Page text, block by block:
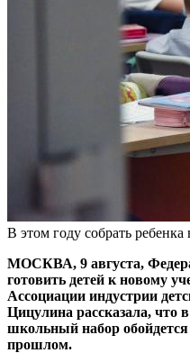
В этом году собрать
МОСКВА, 9 августа,
готовить детей к новому
Ассоциации индустрии
Цицулина рассказала, что
школьный набор
прошлом.